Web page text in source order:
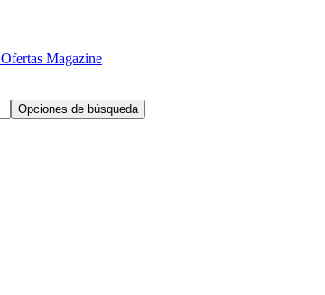
Ofertas Magazine
Opciones de búsqueda